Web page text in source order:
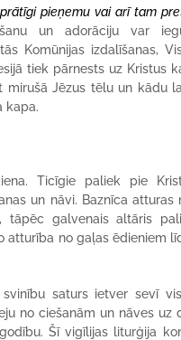
pieņemu vai arī tam
un adorāciju var
Komūnijas izdalīšanas,
tiek pārnests uz Kristus
mirušā Jēzus tēlu un kādu
kapa.
Ticīgie paliek pie
un nāvi. Baznīca atturas
tāpēc galvenais altāris
atturība no gaļas ēdieniem
svinību saturs ietver sevī
no ciešanām un nāves uz
Šī vigīlijas liturģija